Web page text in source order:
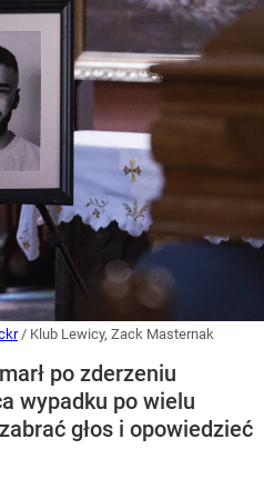
/ Klub Lewicy, Zack Masternak
po zderzeniu
wypadku po wielu
głos i opowiedzieć